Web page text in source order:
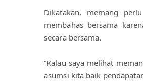
Dikatakan, memang
membahas bersama
secara bersama.
“Kalau saya melihat
asumsi kita baik